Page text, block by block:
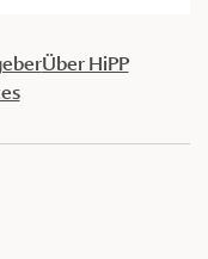
Über HiPP